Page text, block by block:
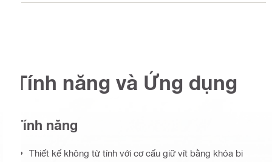
Tính năng và Ứng dụng
Tính năng
Thiết kế không từ tính với cơ cấu giữ vít bằng khóa bi